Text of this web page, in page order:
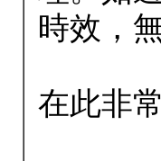
時效，
在此非